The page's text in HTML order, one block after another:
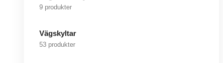
9 produkter
Vägskyltar
53 produkter